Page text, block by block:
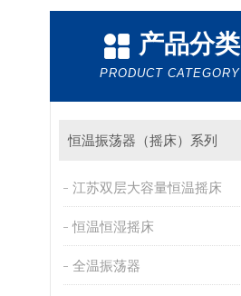
产品分类
PRODUCT CATEGORY
恒温振荡器（摇床）系列
江苏双层大容量恒温摇床
恒温恒湿摇床
全温振荡器